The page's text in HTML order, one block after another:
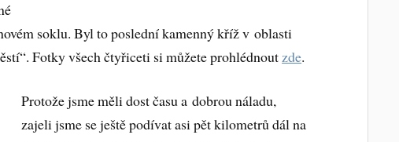
soklu. Byl to poslední kamenný kříž v oblasti
Fotky všech čtyřiceti si můžete prohlédnout zde.
Protože jsme měli dost času a dobrou náladu,
zajeli jsme se ještě podívat asi pět kilometrů dál na